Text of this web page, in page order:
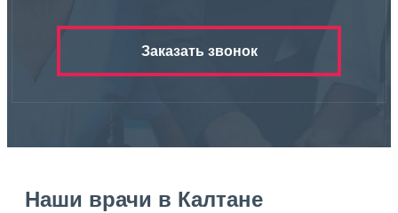
Заказать звонок
Наши врачи в Калтане